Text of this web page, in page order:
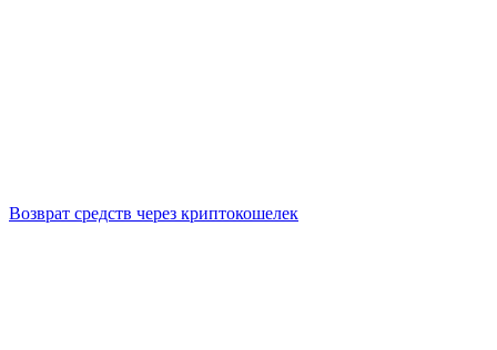
Возврат средств через криптокошелек